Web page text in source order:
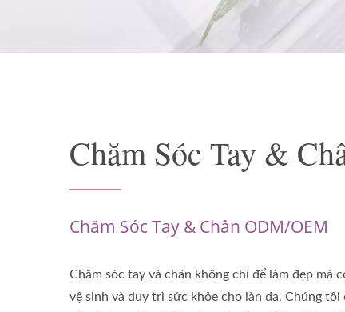
Chăm Sóc Tay &
Chăm Sóc Tay & Chân ODM/OEM
Chăm sóc tay và chân không chỉ để làm đẹp mà
vệ sinh và duy trì sức khỏe cho làn da. Chúng tôi